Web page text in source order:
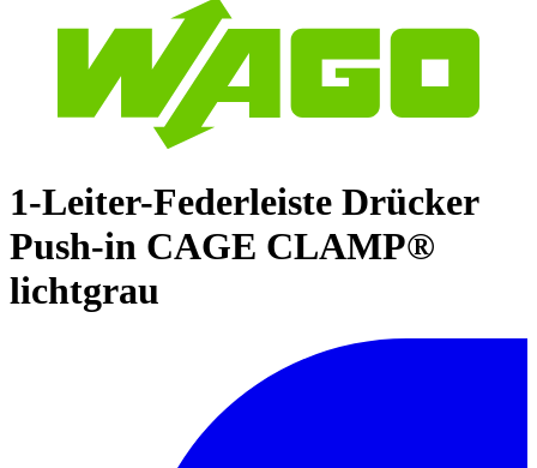
1-Leiter-Federleiste Drücker
Push-in CAGE CLAMP®
lichtgrau